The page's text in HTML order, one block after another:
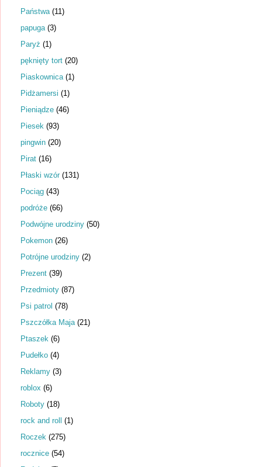
Państwa (11)
papuga (3)
Paryż (1)
pęknięty tort (20)
Piaskownica (1)
Pidżamersi (1)
Pieniądze (46)
Piesek (93)
pingwin (20)
Pirat (16)
Płaski wzór (131)
Pociąg (43)
podróże (66)
Podwójne urodziny (50)
Pokemon (26)
Potrójne urodziny (2)
Prezent (39)
Przedmioty (87)
Psi patrol (78)
Pszczółka Maja (21)
Ptaszek (6)
Pudełko (4)
Reklamy (3)
roblox (6)
Roboty (18)
rock and roll (1)
Roczek (275)
rocznice (54)